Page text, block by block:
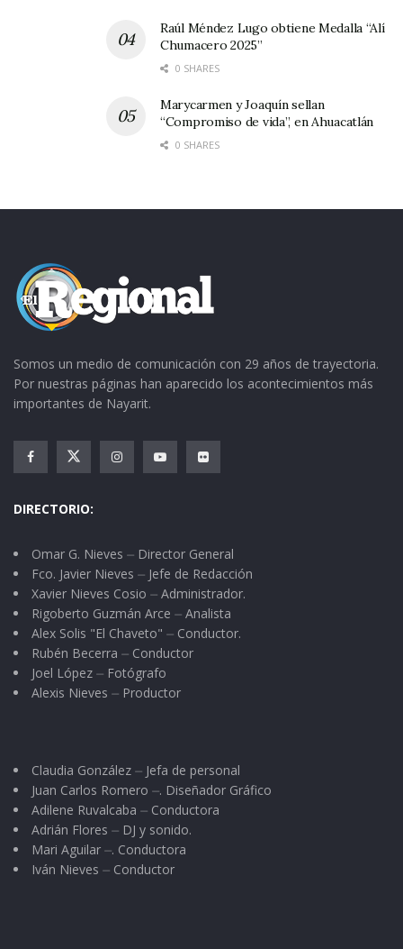
Raúl Méndez Lugo obtiene Medalla “Alí
Chumacero 2025”
0 SHARES
Marycarmen y Joaquín sellan
“Compromiso de vida”, en Ahuacatlán
0 SHARES
Somos un medio de comunicación con 29 años de trayectoria.
Por nuestras páginas han aparecido los acontecimientos más
importantes de Nayarit.
DIRECTORIO:
Omar G. Nieves ⏤ Director General
Fco. Javier Nieves ⏤ Jefe de Redacción
Xavier Nieves Cosio ⏤ Administrador.
Rigoberto Guzmán Arce ⏤ Analista
Alex Solis "El Chaveto" ⏤ Conductor.
Rubén Becerra ⏤ Conductor
Joel López ⏤ Fotógrafo
Alexis Nieves ⏤ Productor
Claudia González ⏤ Jefa de personal
Juan Carlos Romero ⏤. Diseñador Gráfico
Adilene Ruvalcaba ⏤ Conductora
Adrián Flores ⏤ DJ y sonido.
Mari Aguilar ⏤. Conductora
Iván Nieves ⏤ Conductor